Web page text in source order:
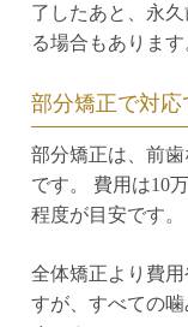
了したあと、永
る場合もあります
部分矯正で対
部分矯正は、前
です。 費用は10
程度が目安です。
全体矯正より費
すが、すべての